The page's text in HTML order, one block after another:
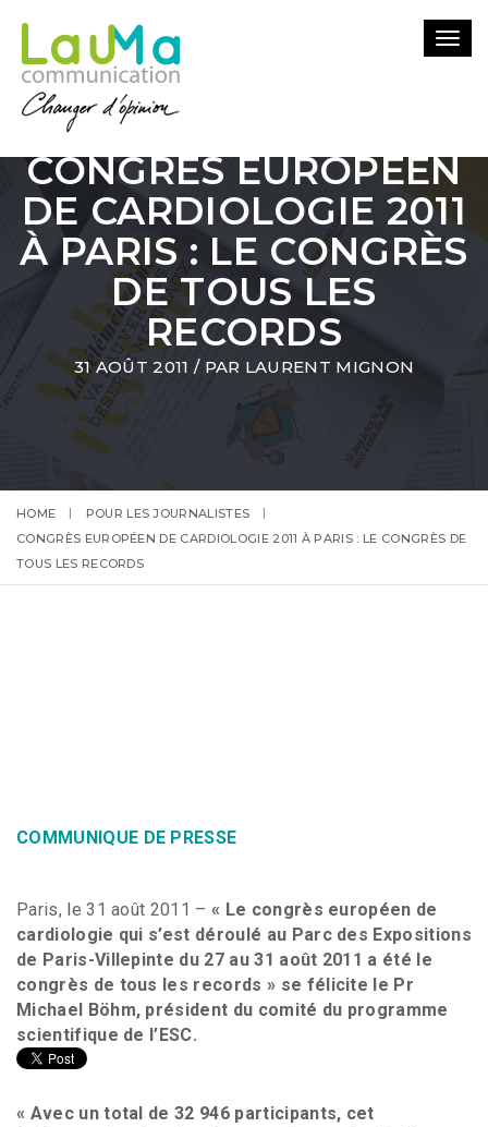
CONGRÈS EUROPÉEN
DE CARDIOLOGIE 2011
À PARIS : LE CONGRÈS
DE TOUS LES
RECORDS
31 AOÛT 2011 / PAR LAURENT MIGNON
HOME
POUR LES JOURNALISTES
CONGRÈS EUROPÉEN DE CARDIOLOGIE 2011 À PARIS : LE CONGRÈS DE
TOUS LES RECORDS
COMMUNIQUE DE PRESSE
Paris, le 31 août 2011 – « Le congrès européen de
cardiologie qui s’est déroulé au Parc des Expositions
de Paris-Villepinte du 27 au 31 août 2011 a été le
congrès de tous les records » se félicite le Pr
Michael Böhm, président du comité du programme
scientifique de l’ESC.
« Avec un total de 32 946 participants, cet